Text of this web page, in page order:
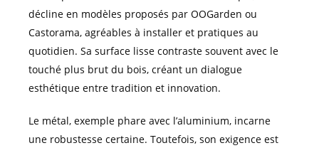
décline en modèles proposés par OOGarden ou
Castorama, agréables à installer et pratiques au
quotidien. Sa surface lisse contraste souvent avec le
touché plus brut du bois, créant un dialogue
esthétique entre tradition et innovation.
Le métal, exemple phare avec l’aluminium, incarne
une robustesse certaine. Toutefois, son exigence est